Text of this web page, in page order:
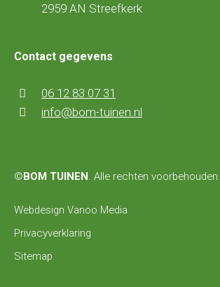
2959 AN Streefkerk
Contact gegevens
06 12 83 07 31
info@bom-tuinen.nl
©BOM TUINEN. Alle rechten voorbehouden.
Webdesign Vanoo Media
Privacyverklaring
Sitemap